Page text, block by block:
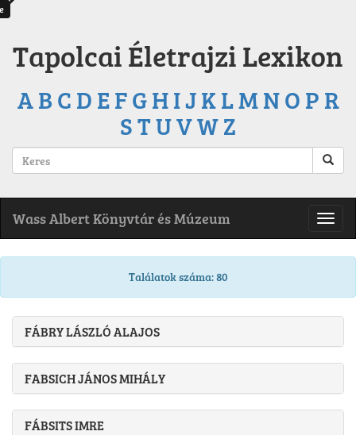
Tapolcai Életrajzi Lexikon
AB C D EFGHIJKLMNO P R
STUVWZ
Wass Albert Könyvtár és Múzeum
Találatok száma: 80
FÁBRY LÁSZLÓ ALAJOS
FABSICH JÁNOS MIHÁLY
FÁBSITS IMRE